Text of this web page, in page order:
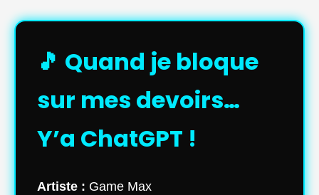
🎵 Quand je bloque
sur mes devoirs…
Y’a ChatGPT !
Artiste : Game Max